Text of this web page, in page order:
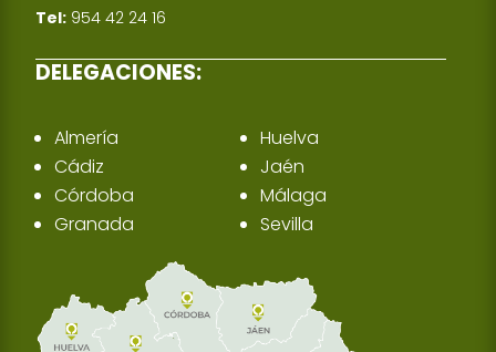
Tel: 954 42 24 16
DELEGACIONES:
Almería
Cádiz
Córdoba
Granada
Huelva
Jaén
Málaga
Sevilla